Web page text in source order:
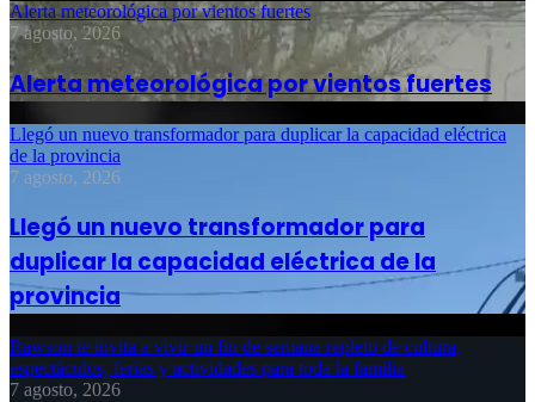
Alerta meteorológica por vientos fuertes
7 agosto, 2026
Alerta meteorológica por vientos fuertes
Llegó un nuevo transformador para duplicar la capacidad eléctrica
de la provincia
7 agosto, 2026
Llegó un nuevo transformador para
duplicar la capacidad eléctrica de la
provincia
Rawson te invita a vivir un fin de semana repleto de cultura,
espectáculos, ferias y actividades para toda la familia
7 agosto, 2026